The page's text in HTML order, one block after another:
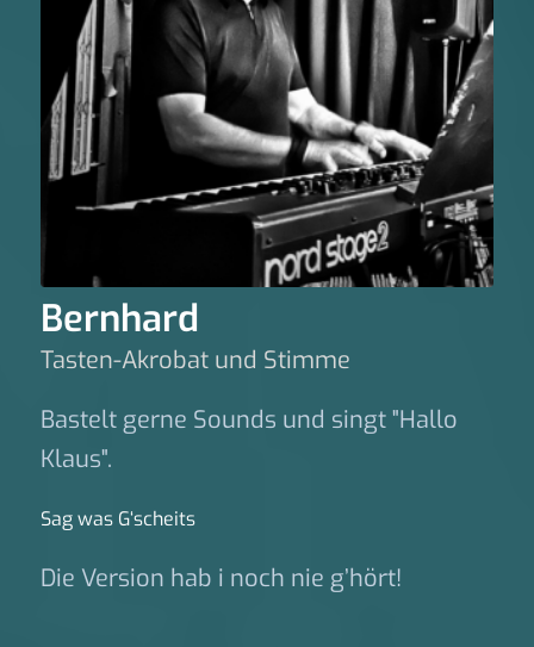
Bernhard
Tasten-Akrobat und Stimme
Bastelt gerne Sounds und singt "Hallo
Klaus".
Sag was G‘scheits
Die Version hab i noch nie g’hört!